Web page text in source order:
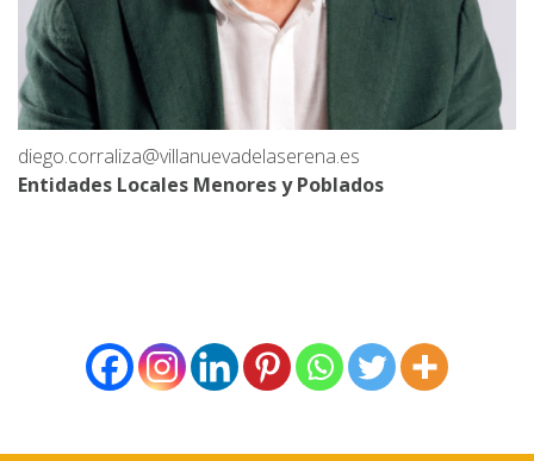
diego.corraliza@villanuevadelaserena.es
Entidades Locales Menores yPoblados